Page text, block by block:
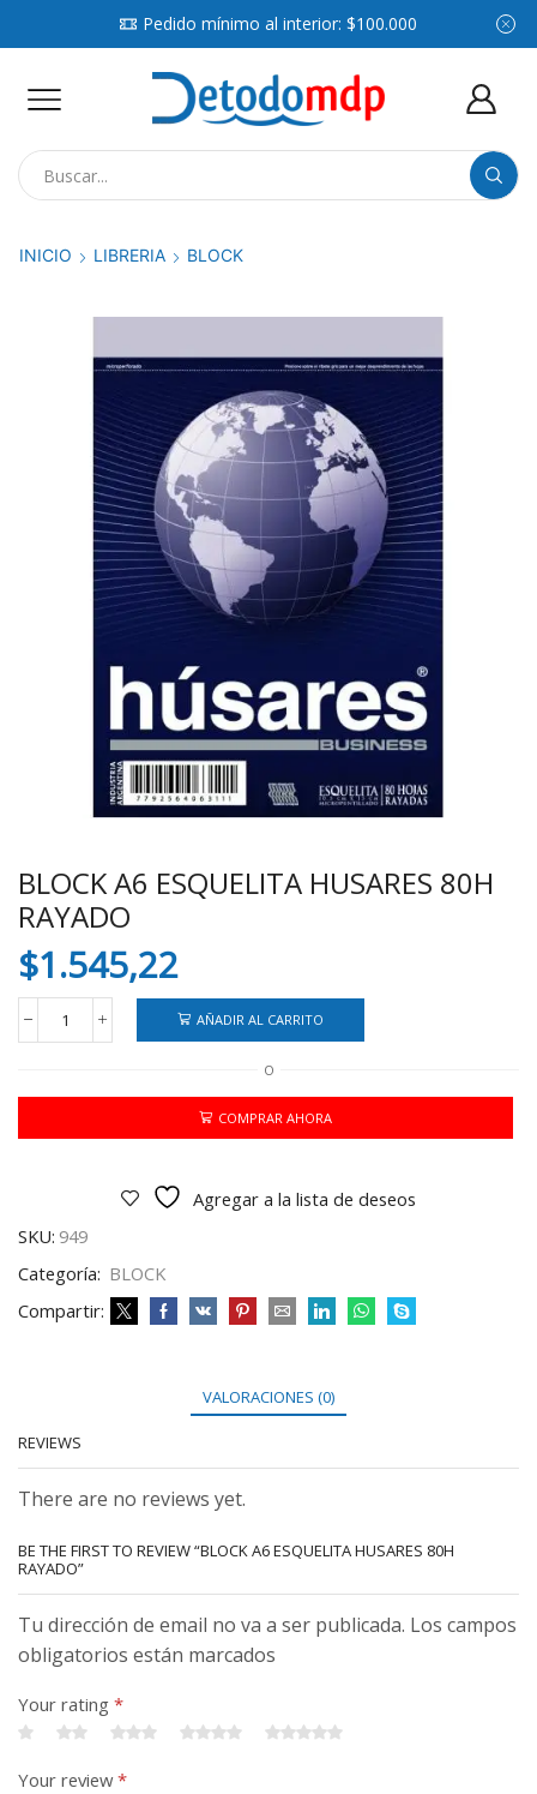
Pedido mínimo al interior: $100.000
INICIO LIBRERIA BLOCK
BLOCK A6 ESQUELITA HUSARES 80H
RAYADO
$1.545,22
BLOCK
A6
HUSARES
RAYADO
AÑADIR AL CARRITO
O
COMPRAR AHORA
Agregar a la lista de deseos
SKU: 949
Categoría: BLOCK
Compartir:
VALORACIONES (0)
REVIEWS
There are no reviews yet.
BE THE FIRST TO REVIEW “BLOCK A6 ESQUELITA HUSARES 80H
RAYADO”
Tu dirección de email no va a ser publicada. Los campos
obligatorios están marcados
Your rating *
Your review*